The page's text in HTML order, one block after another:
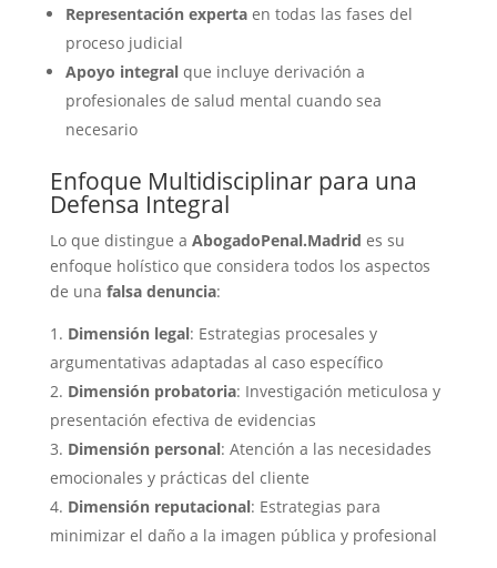
Representación expertaen todas las fases del
proceso judicial
Apoyo integralque incluye derivación a
profesionales de salud mental cuando sea
necesario
Enfoque Multidisciplinar para una
Defensa Integral
Lo que distingue a AbogadoPenal.Madrid es su
enfoque holístico que considera todos los aspectos
de una falsa denuncia:
Dimensión legal: Estrategias procesales y
argumentativas adaptadas al caso específico
Dimensión probatoria: Investigación meticulosa y
presentación efectiva de evidencias
Dimensión personal: Atención a las necesidades
emocionales y prácticas del cliente
Dimensión reputacional: Estrategias para
minimizar el daño a la imagen pública y profesional